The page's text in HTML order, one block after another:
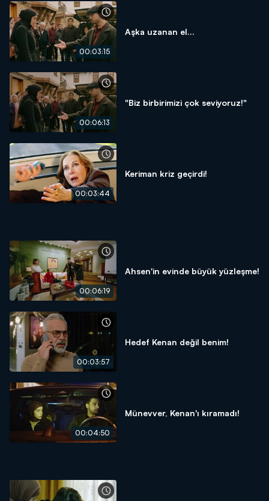
00:03:15
Aşka uzanan el...
00:06:13
"Biz birbirimizi çok seviyoruz!"
00:03:44
Keriman kriz geçirdi!
00:06:19
Ahsen'in evinde büyük yüzleşme!
00:03:57
Hedef Kenan değil benim!
00:04:50
Münevver, Kenan'ı kıramadı!